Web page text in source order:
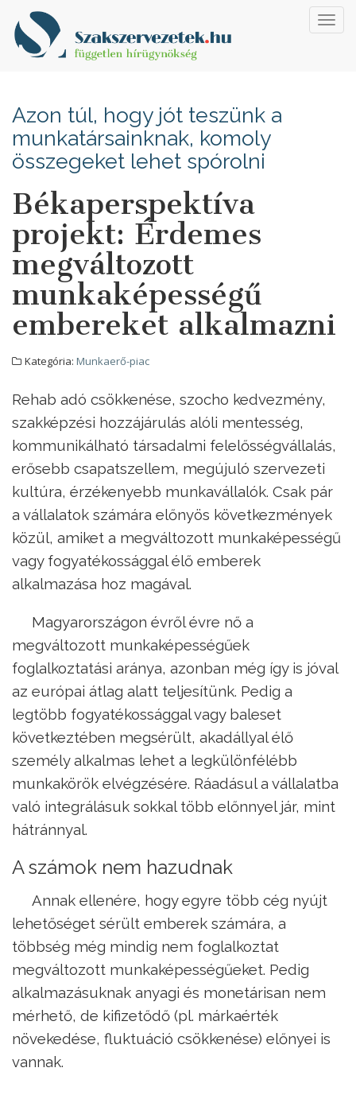
Azon túl, hogy jót teszünk a
munkatársainknak, komoly
összegeket lehet spórolni
Békaperspektíva
projekt: Érdemes
megváltozott
munkaképességű
embereket alkalmazni
Kategória: Munkaerő-piac
Rehab adó csökkenése, szocho kedvezmény,
szakképzési hozzájárulás alóli mentesség,
kommunikálható társadalmi felelősségvállalás,
erősebb csapatszellem, megújuló szervezeti
kultúra, érzékenyebb munkavállalók. Csak pár
a vállalatok számára előnyös következmények
közül, amiket a megváltozott munkaképességű
vagy fogyatékossággal élő emberek
alkalmazása hoz magával.
Magyarországon évről évre nő a
megváltozott munkaképességűek
foglalkoztatási aránya, azonban még így is jóval
az európai átlag alatt teljesítünk. Pedig a
legtöbb fogyatékossággal vagy baleset
következtében megsérült, akadállyal élő
személy alkalmas lehet a legkülönfélébb
munkakörök elvégzésére. Ráadásul a vállalatba
való integrálásuk sokkal több előnnyel jár, mint
hátránnyal.
A számok nem hazudnak
Annak ellenére, hogy egyre több cég nyújt
lehetőséget sérült emberek számára, a
többség még mindig nem foglalkoztat
megváltozott munkaképességűeket. Pedig
alkalmazásuknak anyagi és monetárisan nem
mérhető, de kifizetődő (pl. márkaérték
növekedése, fluktuáció csökkenése) előnyei is
vannak.